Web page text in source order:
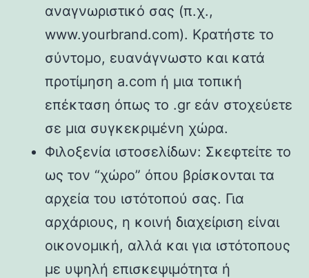
αναγνωριστικό σας (π.χ.,
www.yourbrand.com). Κρατήστε το
σύντομο, ευανάγνωστο και κατά
προτίμηση a.com ή μια τοπική
επέκταση όπως το .gr εάν στοχεύετε
σε μια συγκεκριμένη χώρα.
Φιλοξενία ιστοσελίδων: Σκεφτείτε το
ως τον “χώρο” όπου βρίσκονται τα
αρχεία του ιστότοπού σας. Για
αρχάριους, η κοινή διαχείριση είναι
οικονομική, αλλά και για ιστότοπους
με υψηλή επισκεψιμότητα ή